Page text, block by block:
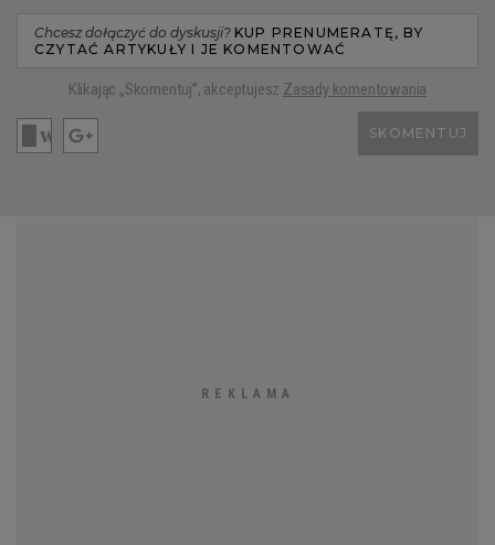
Chcesz dołączyć do dyskusji? KUP PRENUMERATĘ, BY
CZYTAĆ ARTYKUŁY I JE KOMENTOWAĆ
Klikając „Skomentuj”, akceptujesz Zasady komentowania
SKOMENTUJ